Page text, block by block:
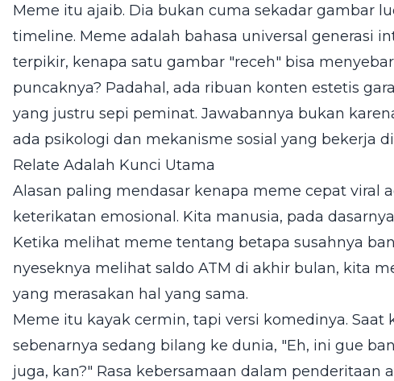
Meme itu ajaib. Dia bukan cuma sekadar gambar
timeline. Meme adalah bahasa universal generasi
terpikir, kenapa satu gambar "receh" bisa
puncaknya? Padahal, ada ribuan konten estetis
yang justru sepi peminat. Jawabannya bukan
ada psikologi dan mekanisme sosial yang bekerja
Relate Adalah Kunci Utama
Alasan paling mendasar kenapa meme cepat viral
keterikatan emosional. Kita manusia, pada
Ketika melihat meme tentang betapa susahnya
nyeseknya melihat saldo ATM di akhir bulan, kita
yang merasakan hal yang sama.
Meme itu kayak cermin, tapi versi komedinya.
sebenarnya sedang bilang ke dunia, "Eh, ini gue
juga, kan?" Rasa kebersamaan dalam penderitaan